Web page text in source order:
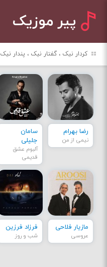
پیر موزیک
کردار نیک ، گفتار نیک ، پندار نیک
رضا بهرام
نیمی از من
سامان
جلیلی
آلبوم عشق
قدیمی
مازیار فلاحی
عروسی
فرزاد فرزین
شب و روز